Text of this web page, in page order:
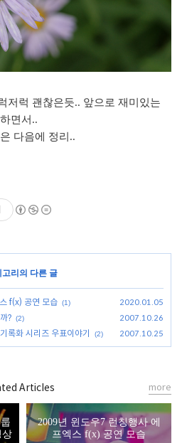
저럭 괜찮은듯.. 앞으로 재미있는
면서..
다음에 정리..
고리의 다른 글
f(x) 공연 모습 (1) 2020.01.05
? (2) 2007.10.26
록화 시리즈 우표이야기 (2) 2007.10.25
Articles
상
2009년 윈도우7 런칭행사 에
프엑스 f(x) 공연 모습
more